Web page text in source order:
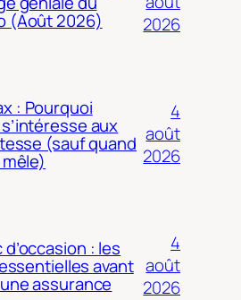
(Août 2026)
2026
: Pourquoi
aux
(sauf quand
4
août
2026
: les
avant
assurance
4
août
2026